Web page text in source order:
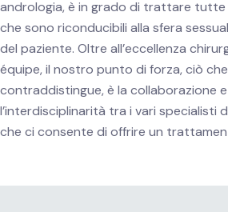
andrologia, è in grado di trattare tutte
che sono riconducibili alla sfera
del paziente. Oltre all’eccellenza
équipe, il nostro punto di forza, ciò
contraddistingue, è la collaborazione e
l’interdisciplinarità tra i vari specialisti
che ci consente di offrire un